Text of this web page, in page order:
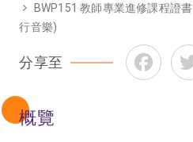
BWP151 教師專業進修課程證
行音樂)
分享至
概覽